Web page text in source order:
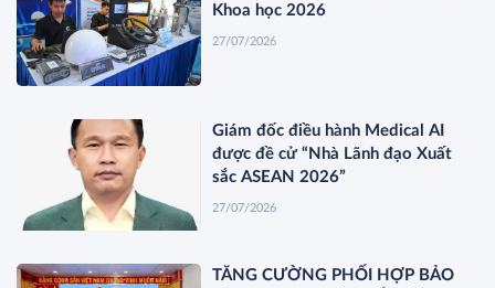
Khoa học 2026
27/07/2026
Giám đốc điều hành Medical AI
được đề cử “Nhà Lãnh đạo Xuất
sắc ASEAN 2026”
27/07/2026
TĂNG CƯỜNG PHỐI HỢP BẢO